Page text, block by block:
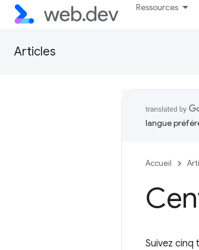
Ressources
Articles
langue
Accueil
Suivez cinq